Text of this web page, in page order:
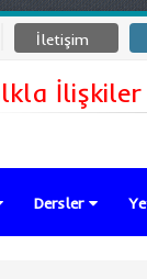
İletişim
İlişkiler
Dersler